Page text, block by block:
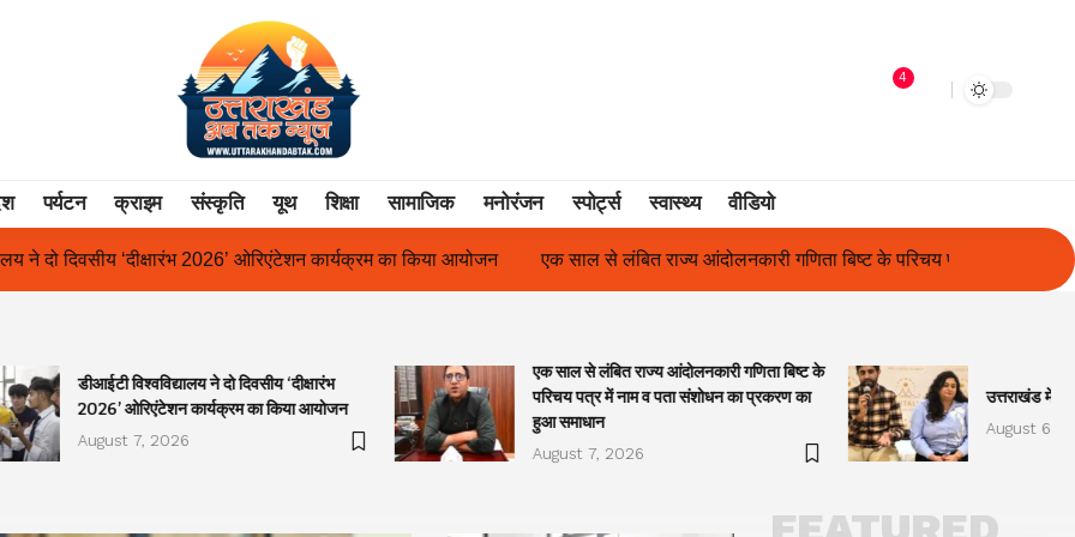
4
पर्यटन क्राइम संस्कृति यूथ शिक्षा सामाजिक मनोरंजन स्पोर्ट्स स्वास्थ्य वीडियो
कार्यक्रम का किया आयोजन एक साल से लंबित राज्य आंदोलनकारी गणिता बिष्ट के परिचय पत्र में नाम व पता संशोधन का प्रकरण का हुआ समाधान
डीआईटी विश्वविद्यालय ने दो दिवसीय ‘दीक्षारंभ
2026’ ओरिएंटेशन कार्यक्रम का किया आयोजन
August 7, 2026
एक साल से लंबित राज्य आंदोलनकारी गणिता बिष्ट के
परिचय पत्र में नाम व पता संशोधन का प्रकरण का
हुआ समाधान
August 7, 2026
उत्तराखंड में
August 6,